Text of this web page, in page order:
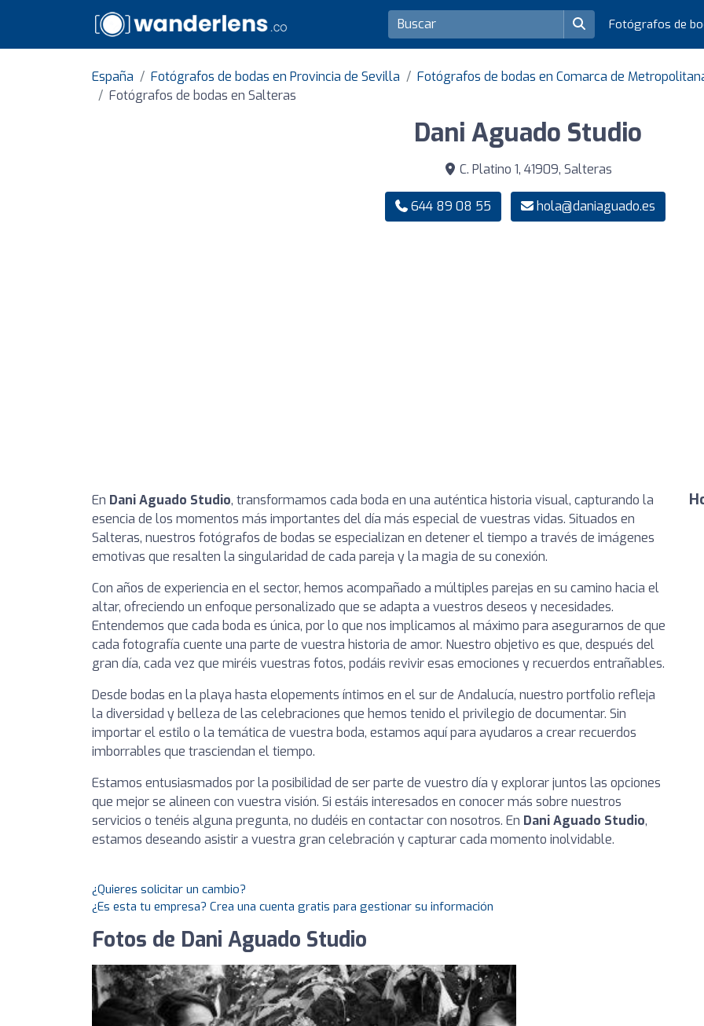
Fotógrafos de
España Fotógrafos de bodas en Provincia de Sevilla
Fotógrafos de bodas en Comarca de
Fotógrafos de bodas en Salteras
Dani Aguado Studio
C. Platino 1, 41909, Salteras
644 89 08 55 hola@daniaguado.es
En Dani Aguado Studio, transformamos cada boda en una auténtica historia visual, capturando la
esencia de los momentos más importantes del día más especial de vuestras vidas. Situados en
Salteras, nuestros fotógrafos de bodas se especializan en detener el tiempo a través de imágenes
emotivas que resalten la singularidad de cada pareja y la magia de su conexión.
Con años de experiencia en el sector, hemos acompañado a múltiples parejas en su camino hacia el
altar, ofreciendo un enfoque personalizado que se adapta a vuestros deseos y necesidades.
Entendemos que cada boda es única, por lo que nos implicamos al máximo para asegurarnos de que
cada fotografía cuente una parte de vuestra historia de amor. Nuestro objetivo es que, después del
gran día, cada vez que miréis vuestras fotos, podáis revivir esas emociones y recuerdos entrañables.
Desde bodas en la playa hasta elopements íntimos en el sur de Andalucía, nuestro portfolio refleja
la diversidad y belleza de las celebraciones que hemos tenido el privilegio de documentar. Sin
importar el estilo o la temática de vuestra boda, estamos aquí para ayudaros a crear recuerdos
imborrables que trasciendan el tiempo.
Estamos entusiasmados por la posibilidad de ser parte de vuestro día y explorar juntos las opciones
que mejor se alineen con vuestra visión. Si estáis interesados en conocer más sobre nuestros
servicios o tenéis alguna pregunta, no dudéis en contactar con nosotros. En Dani Aguado Studio,
estamos deseando asistir a vuestra gran celebración y capturar cada momento inolvidable.
¿Quieres solicitar un cambio?
¿Es esta tu empresa? Crea una cuenta gratis para gestionar su información
Fotos de Dani Aguado Studio